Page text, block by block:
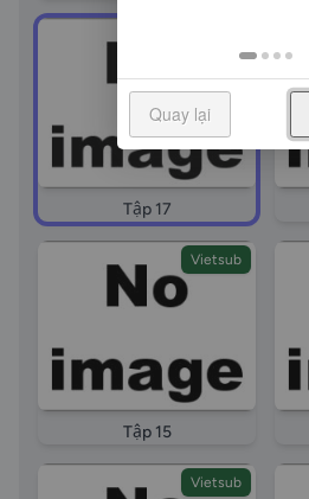
Tập 17
Vietsub
Tập 15
Vietsub
Quay lại